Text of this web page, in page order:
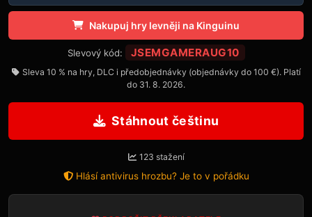
Nakupuj hry levněji na Kinguinu
Slevový kód: JSEMGAMERAUG10
Sleva 10 % na hry, DLC i předobjednávky (objednávky do 100 €). Platí
do 31. 8. 2026.
Stáhnout češtinu
123 stažení
Hlásí antivirus hrozbu? Je to v pořádku